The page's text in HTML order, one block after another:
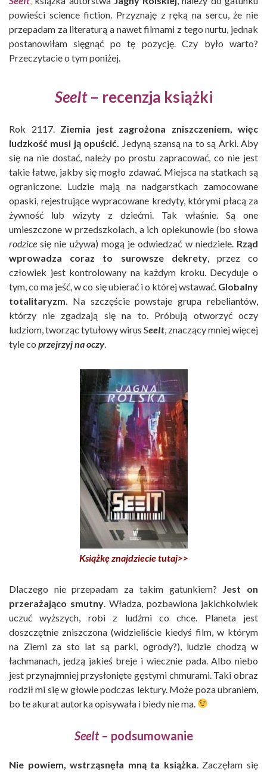
powieści science fiction. Przyznaję z ręką na sercu, że nie
przepadam za literaturą a nawet filmami z tego nurtu, jednak
postanowiłam sięgnąć po tę pozycję. Czy było warto?
Przeczytacie o tym poniżej.
SeeIt– recenzja książki
Rok 2117. Ziemia jest zagrożona zniszczeniem, więc
ludzkość musi ją opuścić.
Jedyną szansą na to są Arki. Aby
się na nie dostać, należy po prostu zapracować, co nie jest
takie łatwe, jakby się mogło zdawać. Miejsca na statkach są
ograniczone. Ludzie mają na nadgarstkach zamocowane
opaski, rejestrujące wypracowane kredyty, którymi płacą za
żywność lub wizyty z dziećmi. Tak właśnie. Są one
umieszczone w przedszkolach, a ich opiekunowie (bo słowa
rodzice się nie używa) mogą je odwiedzać w niedziele. Rząd
wprowadza coraz to surowsze dekrety, przez co
człowiek jest kontrolowany na każdym kroku. Decyduje o
tym, co ma jeść, w co się ubierać i o której wstawać. Globalny
totalitaryzm . Na szczęście powstaje grupa rebeliantów,
którzy nie zgadzają się na to. Próbują otworzyć oczy
ludziom, tworząc tytułowy wirus SeeIt , znaczący mniej więcej
tyle co przejrzyj na oczy.
Książkę znajdziecie tutaj>>
Dlaczego nie przepadam za takim gatunkiem?
Jest on
przerażająco smutny . Władza, pozbawiona jakichkolwiek
uczuć wyższych, robi z ludźmi co chce. Planeta jest
doszczętnie zniszczona (widzieliście kiedyś film, w którym
na Ziemi za sto lat są parki, ogrody?), ludzie chodzą w
łachmanach, jedzą jakieś breje i wiecznie pada. Albo niebo
jest przynajmniej przysłonięte gęstymi chmurami. Taki obraz
rodził mi się w głowie podczas lektury. Może poza ubraniem,
bo te akurat autorka opisywała i biedy nie ma.
SeeIt– podsumowanie
Nie powiem, wstrząsnęła mną ta książka . Zaczęłam się